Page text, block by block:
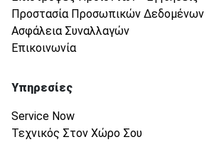
Προστασία Προσωπικών Δεδομένων
Ασφάλεια Συναλλαγών
Επικοινωνία
Υπηρεσίες
Service Now
Τεχνικός Στον Χώρο Σου